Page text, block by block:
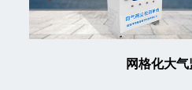
网格化大